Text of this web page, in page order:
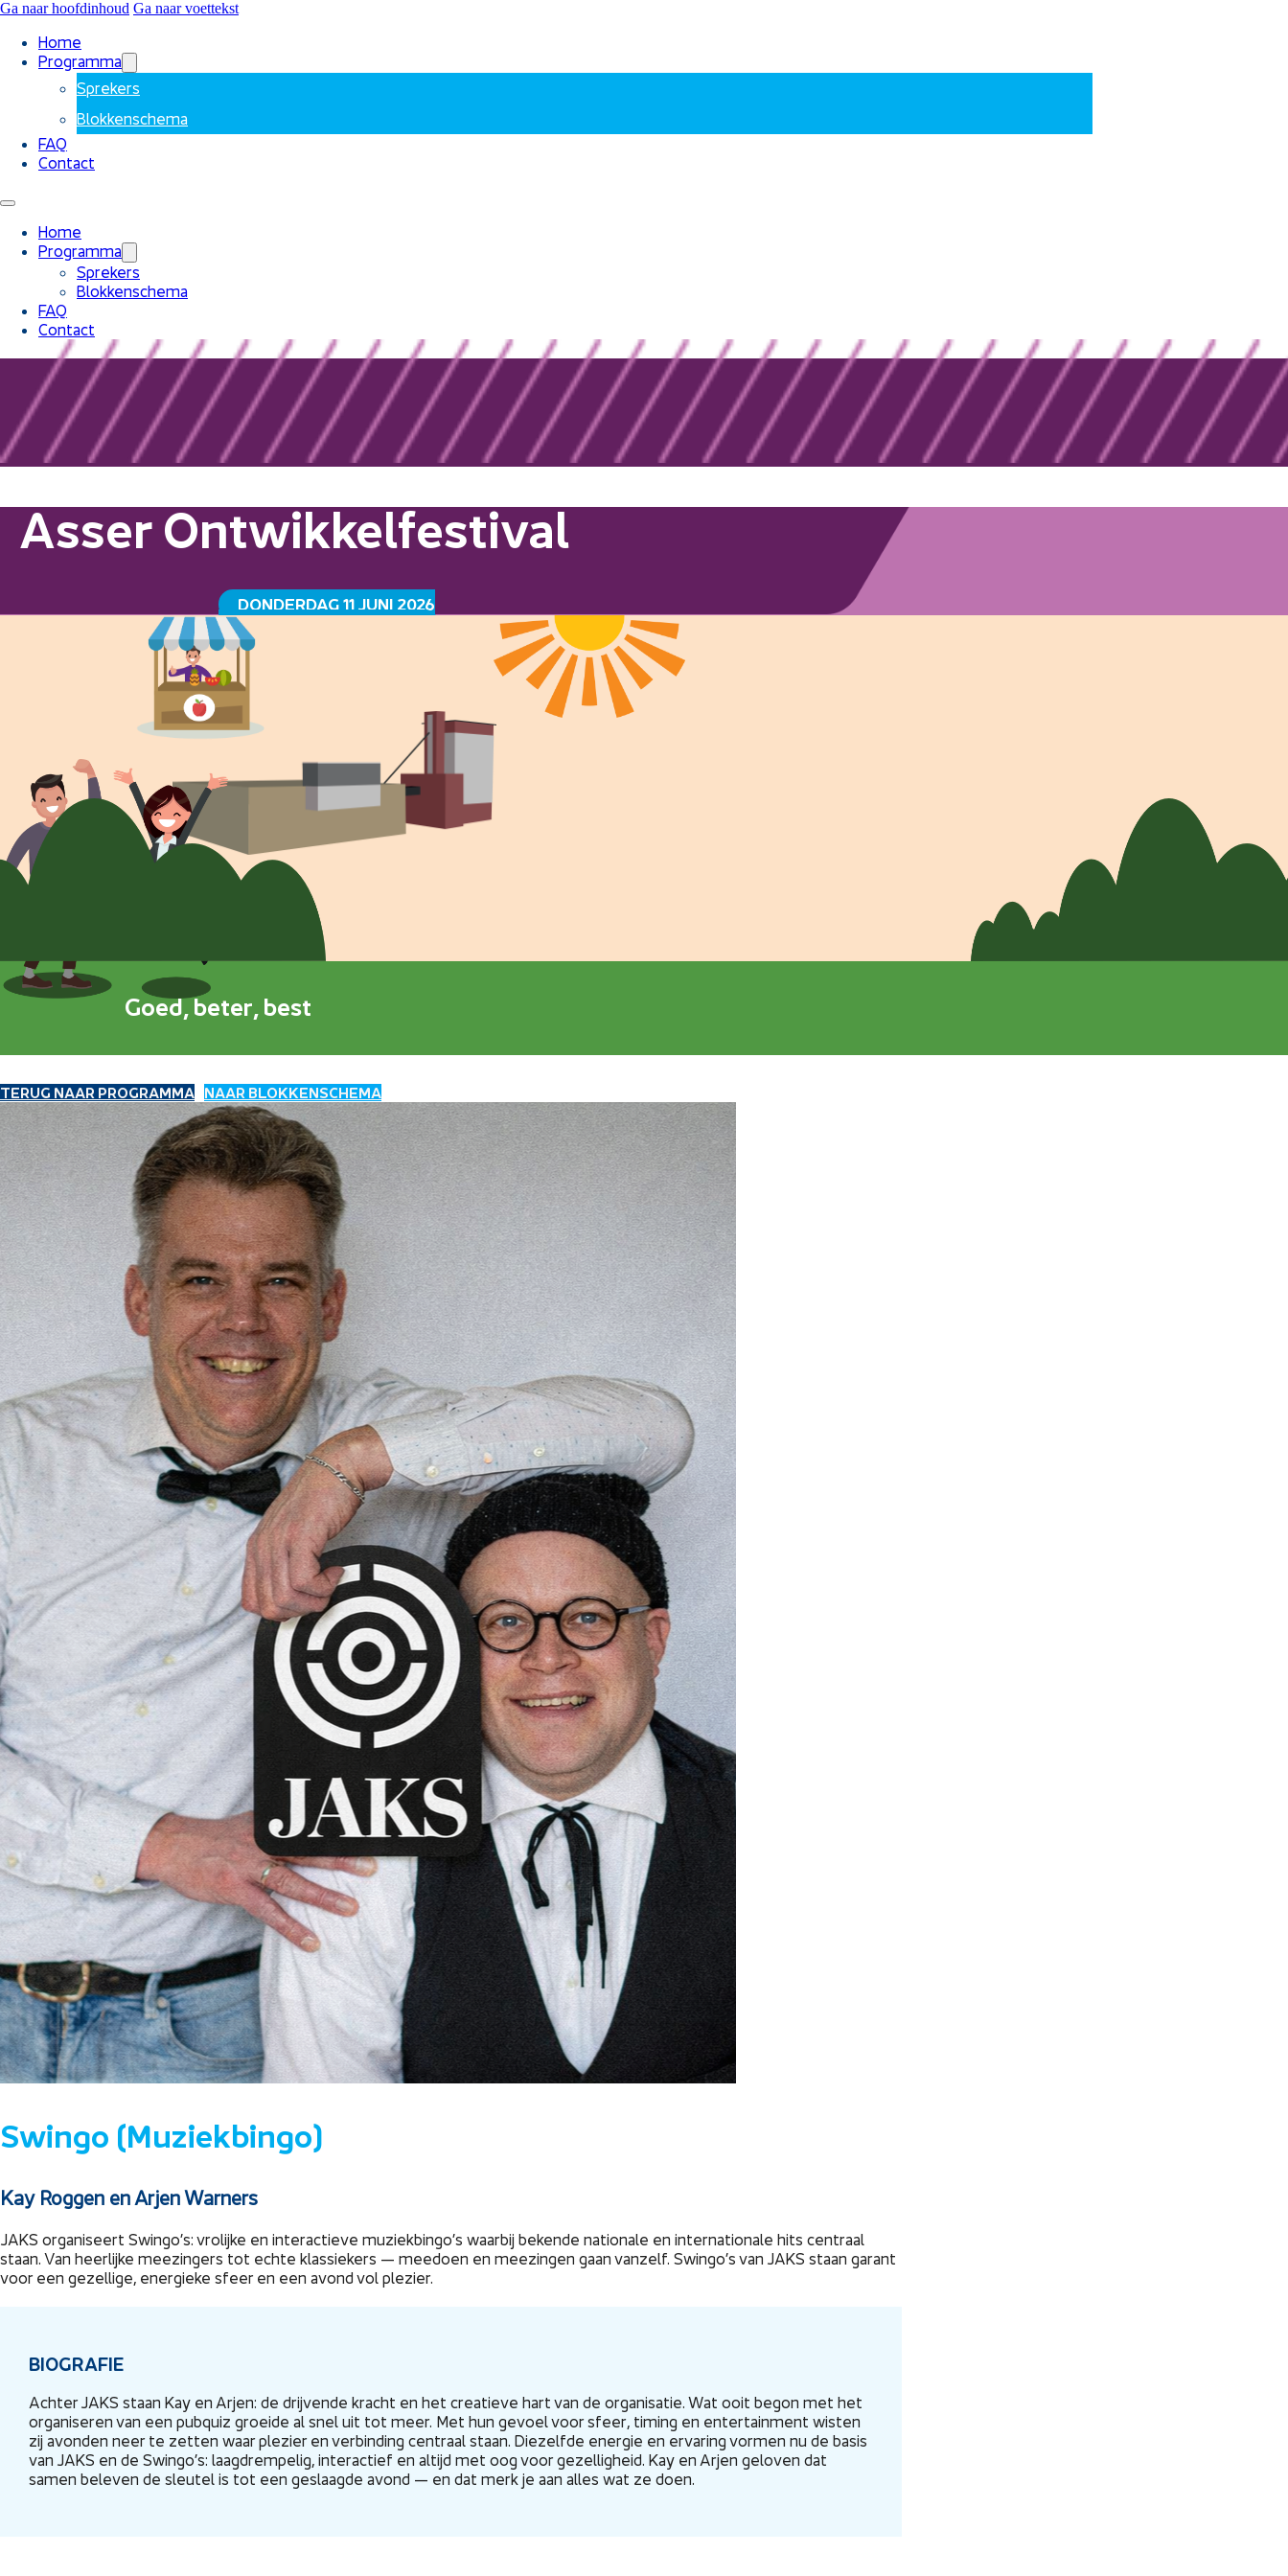
Ga naar hoofdinhoud Ga naar voettekst
Home
Programma
Sprekers
Blokkenschema
FAQ
Contact
Home
Programma
Sprekers
Blokkenschema
FAQ
Contact
Asser Ontwikkelfestival
DONDERDAG 11 JUNI 2026
GRAANSILO HAVENKADE
Goed, beter, best
TERUG NAAR PROGRAMMA NAAR BLOKKENSCHEMA
Swingo (Muziekbingo)
Kay Roggen en Arjen Warners
JAKS organiseert Swingo’s: vrolijke en interactieve muziekbingo’s waarbij bekende nationale en internationale hits centraal
staan. Van heerlijke meezingers tot echte klassiekers — meedoen en meezingen gaan vanzelf. Swingo’s van JAKS staan garant
voor een gezellige, energieke sfeer en een avond vol plezier.
BIOGRAFIE
Achter JAKS staan Kay en Arjen: de drijvende kracht en het creatieve hart van de organisatie. Wat ooit begon met het
organiseren van een pubquiz groeide al snel uit tot meer. Met hun gevoel voor sfeer, timing en entertainment wisten
zij avonden neer te zetten waar plezier en verbinding centraal staan. Diezelfde energie en ervaring vormen nu de basis
van JAKS en de Swingo’s: laagdrempelig, interactief en altijd met oog voor gezelligheid. Kay en Arjen geloven dat
samen beleven de sleutel is tot een geslaagde avond — en dat merk je aan alles wat ze doen.